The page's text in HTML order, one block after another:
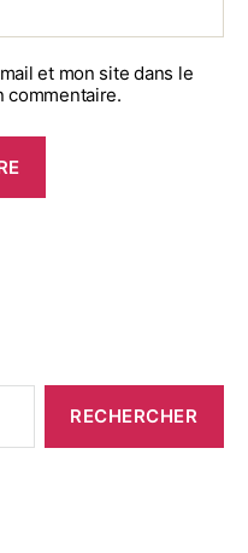
et mon site dans le
commentaire.